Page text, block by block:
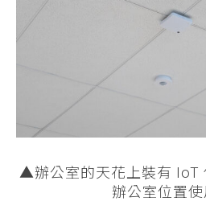
▲辦公室的天花上裝有 IoT
辦公室位置使